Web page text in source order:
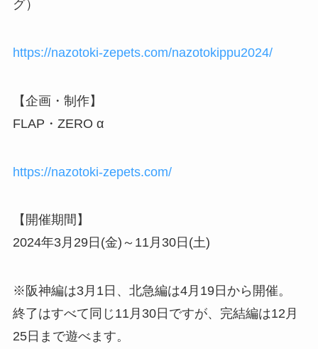
グ）
https://nazotoki-zepets.com/nazotokippu2024/
【企画・制作】
FLAP・ZERO α
https://nazotoki-zepets.com/
【開催期間】
2024年3月29日(金)～11月30日(土)
※阪神編は3月1日、北急編は4月19日から開催。
終了はすべて同じ11月30日ですが、完結編は12月
25日まで遊べます。